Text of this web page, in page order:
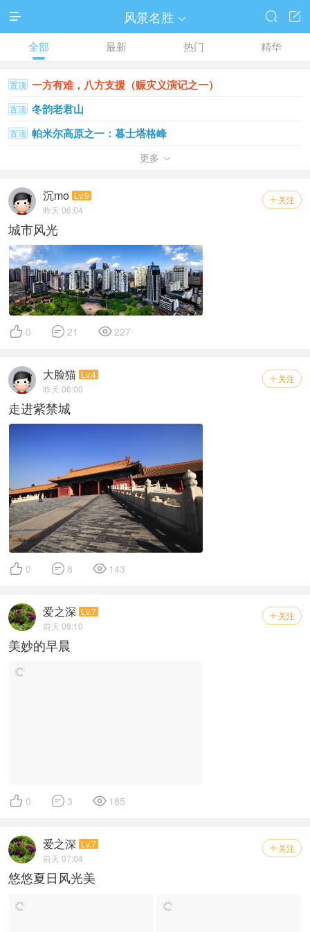
 风景名胜  

全部 最新 热门 精华
置顶 一方有难，八方支援（赈灾义演记之一）
置顶 冬韵老君山
置顶 帕米尔高原之一：暮士塔格峰
置顶 夕阳下澳门
置顶 大美雪乡
置顶 新疆吐鲁番鄯善库木塔格沙漠【三】
置顶 喀拉峻草原
置顶 难忘门源那片黄色
置顶 滩涂脉动
置顶 色达印象（一）梵天净土
更多 
 关注
沉mo Lv.9
昨天 06:04
城市风光
 0  21  227
 关注
大脸猫 Lv.4
昨天 06:00
走进紫禁城
 0  8  143
 关注
爱之深 Lv.7
前天 09:10
美妙的早晨
 0  3  185
 关注
爱之深 Lv.7
前天 07:04
悠悠夏日风光美